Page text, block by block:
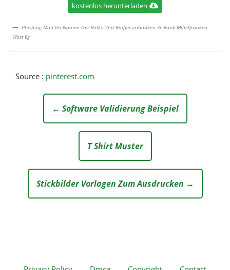
kostenlos herunterladen
Phishing Mail Im Namen Der Volks Und Raiffeisenbanken Vr Bank Mittelfranken
West Eg
Source : pinterest.com
← Software Validierung Beispiel
T Shirt Muster
Stickbilder Vorlagen Zum Ausdrucken →